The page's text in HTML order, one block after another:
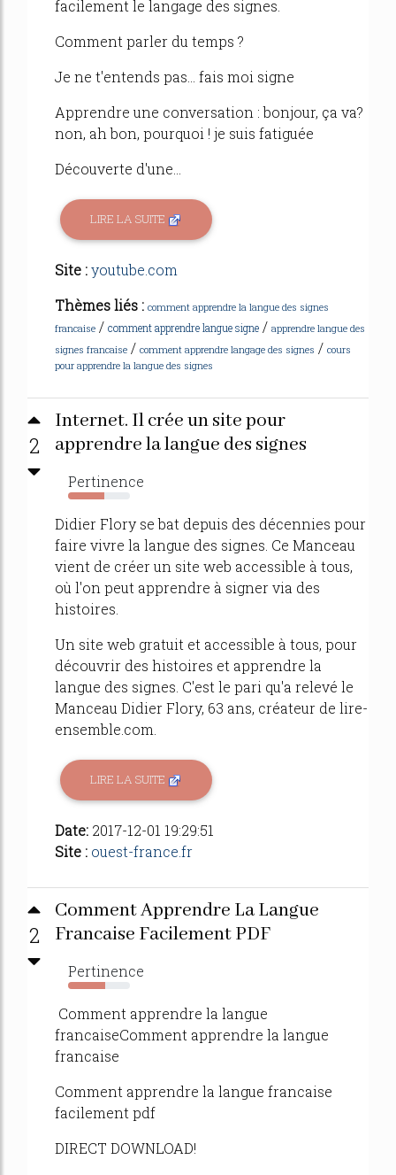
facilement le langage des signes.
Comment parler du temps ?
Je ne t'entends pas... fais moi signe
Apprendre une conversation : bonjour, ça va?
non, ah bon, pourquoi ! je suis fatiguée
Découverte d'une...
LIRE LA SUITE
Site :youtube.com
Thèmes liés : comment apprendre la langue des signes
francaise / comment apprendre langue signe / apprendre langue des
signes francaise / comment apprendre langage des signes / cours
pour apprendre la langue des signes
2
Internet. Il crée un site pour
apprendre la langue des signes
Pertinence
59%
Didier Flory se bat depuis des décennies pour
faire vivre la langue des signes. Ce Manceau
vient de créer un site web accessible à tous,
où l'on peut apprendre à signer via des
histoires.
Un site web gratuit et accessible à tous, pour
découvrir des histoires et apprendre la
langue des signes. C'est le pari qu'a relevé le
Manceau Didier Flory, 63 ans, créateur de lire-
ensemble.com.
LIRE LA SUITE
Date: 2017-12-01 19:29:51
Site : ouest-france.fr
2
Comment Apprendre La Langue
Francaise Facilement PDF
Pertinence
60%
Comment apprendre la langue
francaiseComment apprendre la langue
francaise
Comment apprendre la langue francaise
facilement pdf
DIRECT DOWNLOAD!